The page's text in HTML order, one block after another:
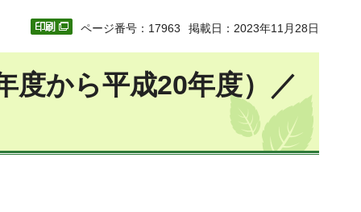
ページ番号：17963 掲載日：2023年11月28日
度から平成20年度）／